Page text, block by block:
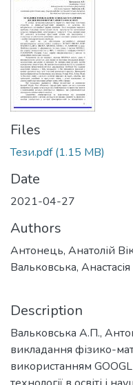
Files
Тези.pdf(1.15 MB)
Date
2021-04-27
Authors
Антонець, Анатолій
Вальковська,
Description
Вальковська А.П.,
викладання фізико-
використанням